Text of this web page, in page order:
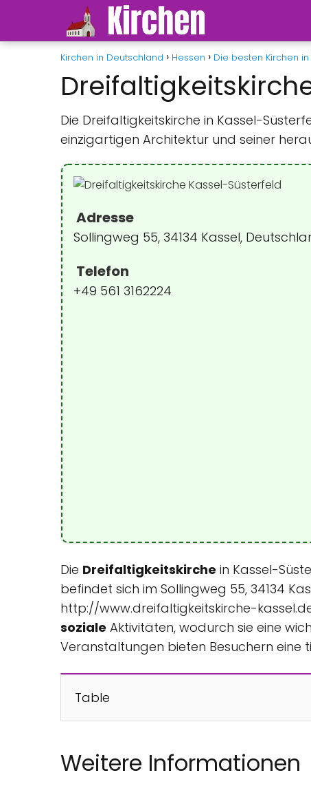
Kirchen in Deutschland Hessen Die besten Kirchen
Die Dreifaltigkeitskirche in Kassel-
einzigartigen Architektur und seiner
Adresse
Sollingweg 55, 34134 Kassel,
Telefon
+49 561 3162224
Die Dreifaltigkeitskirche in Kassel-
befindet sich im Sollingweg 55, 34134
http://www.dreifaltigkeitskirche-
soziale Aktivitäten, wodurch sie eine
Veranstaltungen bieten Besuchern eine
Table
Weitere Informationen